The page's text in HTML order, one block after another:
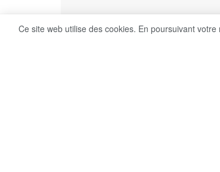
Ce site web utilise des cookies. En poursuivant